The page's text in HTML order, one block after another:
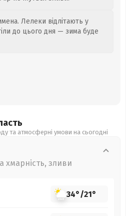
Лелеки відлітають у
до цього дня — зима буде
та атмосферні умови на сьогодні
хмарність, зливи
34°/21°